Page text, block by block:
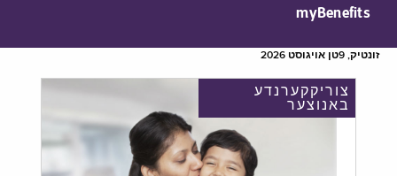
myBenefits
זונטיק, 9טן אויגוסט 2026
צוריקקערנדע
באנוצער